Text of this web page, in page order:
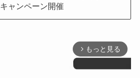
キャンペーン開催
arrow_forward_ios もっと見る